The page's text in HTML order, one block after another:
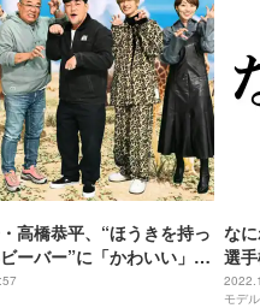
高橋恭平、“ほうきを持っ
ーバー”に「かわいい」と
な
選
モデ